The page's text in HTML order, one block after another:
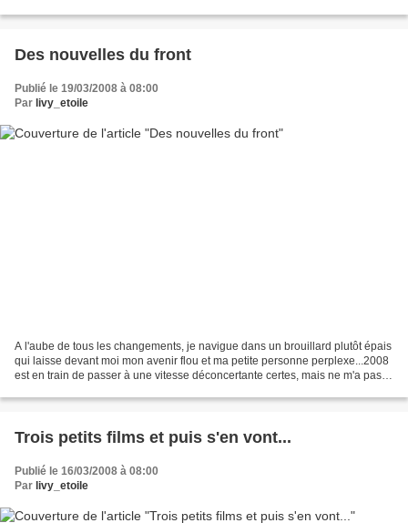
Des nouvelles du front
Publié le 19/03/2008 à 08:00
Par livy_etoile
A l'aube de tous les changements, je navigue dans un brouillard plutôt épais
qui laisse devant moi mon avenir flou et ma petite personne perplexe...2008
est en train de passer à une vitesse déconcertante certes, mais ne m'a pas
Trois petits films et puis s'en vont...
Publié le 16/03/2008 à 08:00
Par livy_etoile